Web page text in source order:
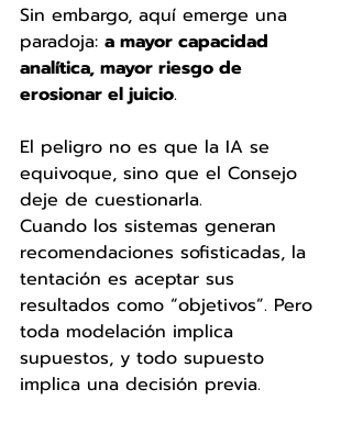
Sin embargo, aquí emerge una
paradoja: a mayor capacidad
analítica, mayor riesgo de
erosionar el juicio.
El peligro no es que la IA se
equivoque, sino que el Consejo
deje de cuestionarla.
Cuando los sistemas generan
recomendaciones sofisticadas, la
tentación es aceptar sus
resultados como “objetivos”. Pero
toda modelación implica
supuestos, y todo supuesto
implica una decisión previa.